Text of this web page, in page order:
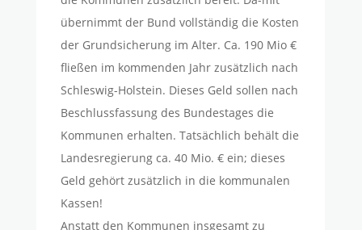
übernimmt der Bund vollständig die Kosten
der Grundsicherung im Alter. Ca. 190 Mio €
fließen im kommenden Jahr zusätzlich nach
Schleswig-Holstein. Dieses Geld sollen nach
Beschlussfassung des Bundestages die
Kommunen erhalten. Tatsächlich behält die
Landesregierung ca. 40 Mio. € ein; dieses
Geld gehört zusätzlich in die kommunalen
Kassen!
Anstatt den Kommunen insgesamt zu